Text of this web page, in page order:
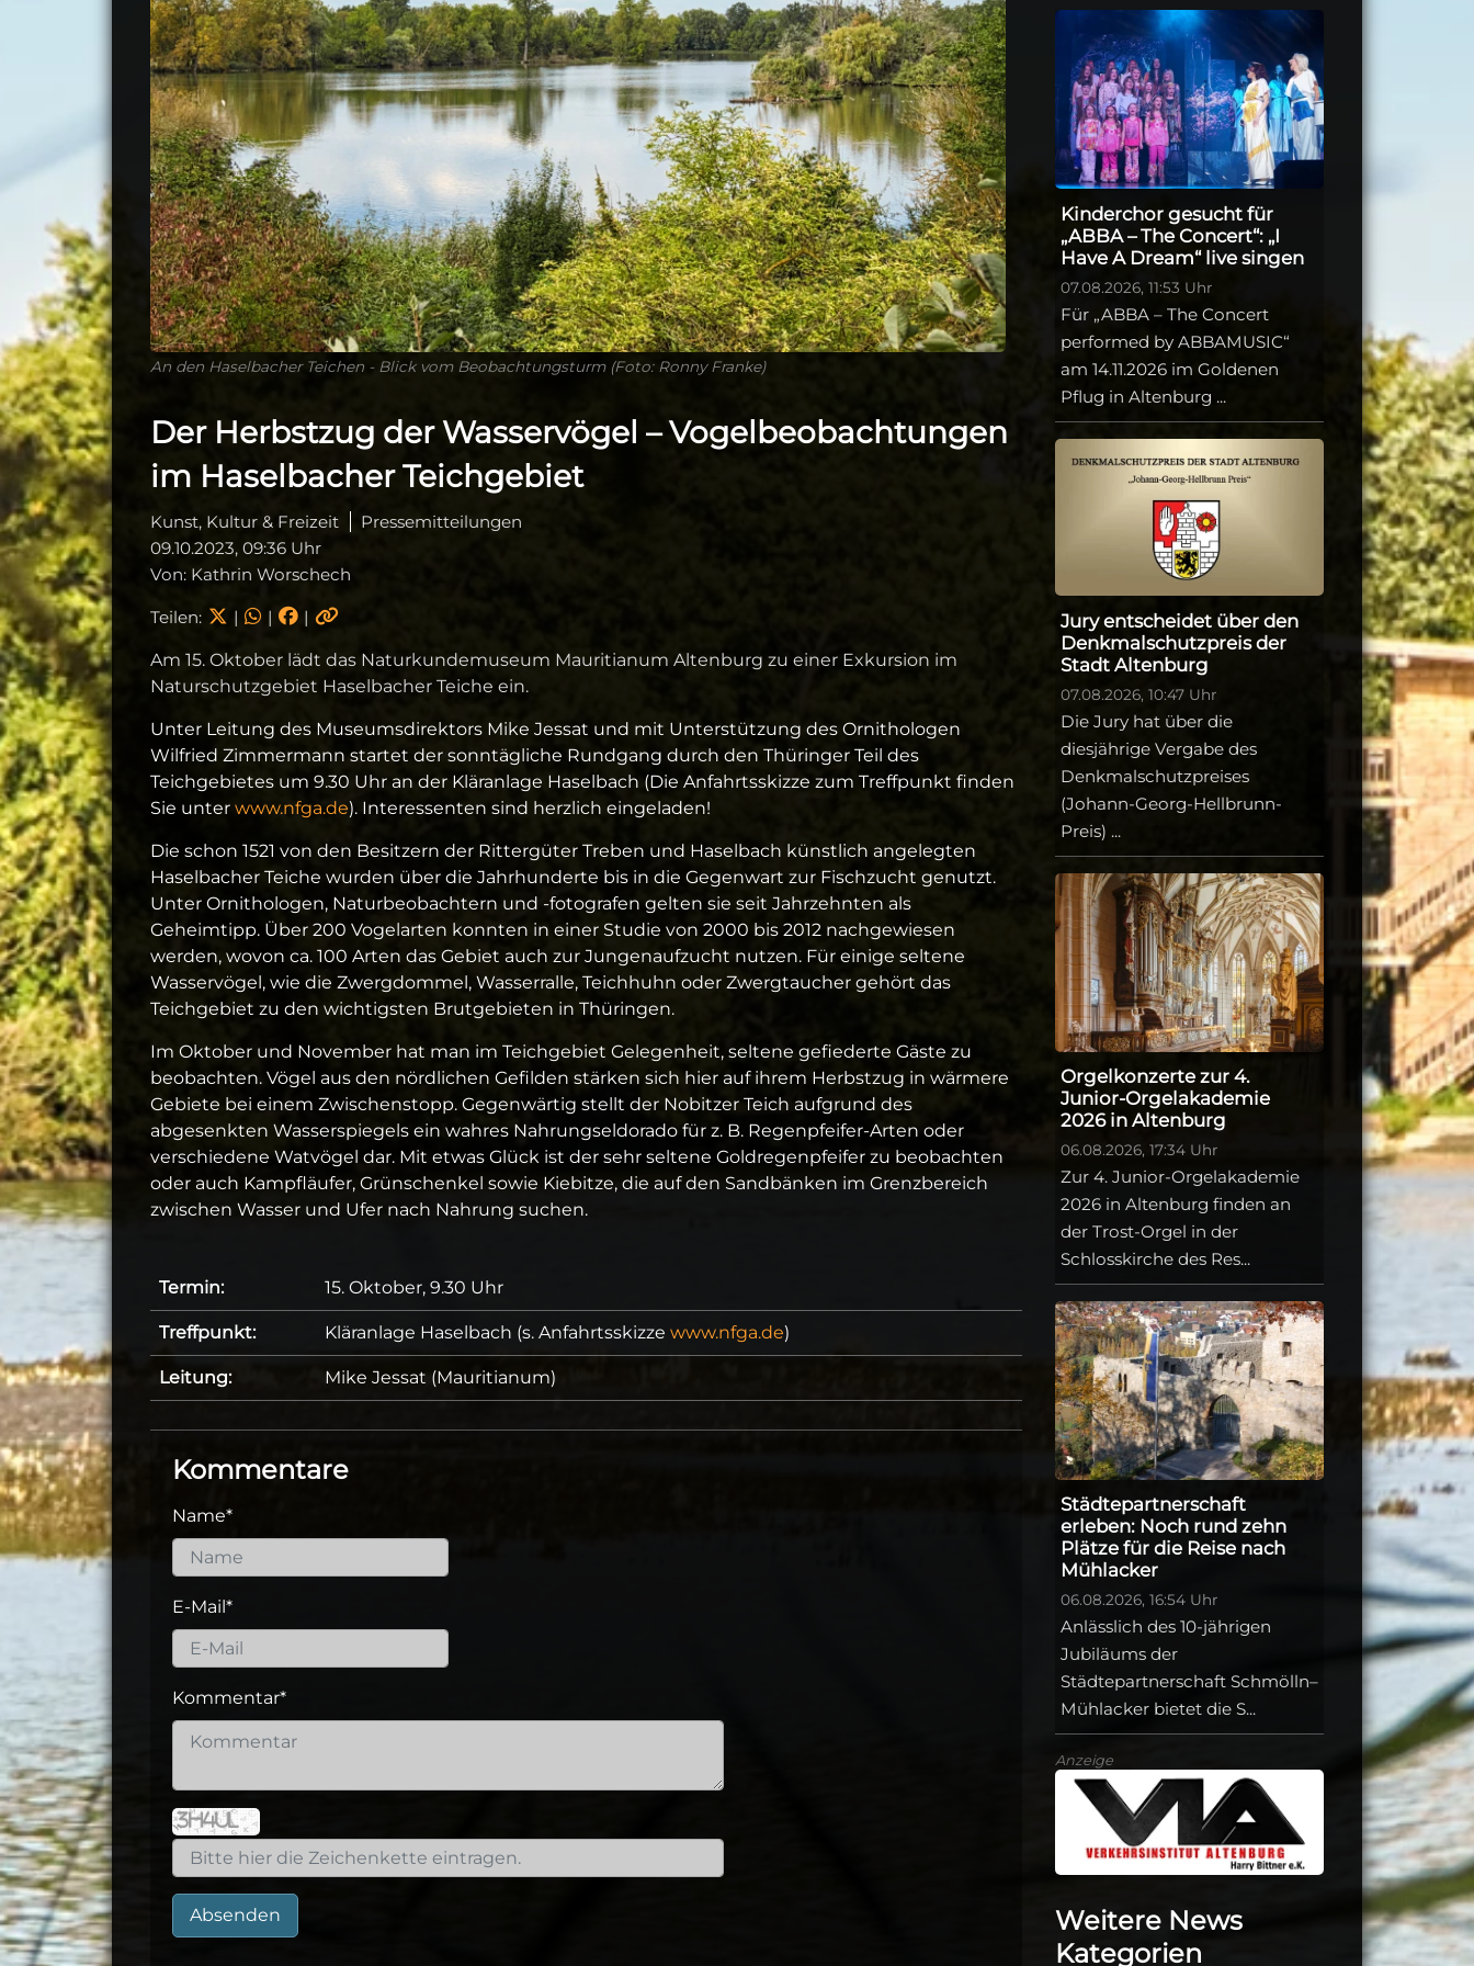
An den Haselbacher Teichen - Blick vom Beobachtungsturm (Foto: Ronny Franke)
Der Herbstzug der Wasservögel – Vogelbeobachtungen
im Haselbacher Teichgebiet
Kunst, Kultur & Freizeit
Pressemitteilungen
09.10.2023, 09:36 Uhr
Von: Kathrin Worschech
Teilen: | | |
Am 15. Oktober lädt das Naturkundemuseum Mauritianum Altenburg zu einer Exkursion im
Naturschutzgebiet Haselbacher Teiche ein.
Unter Leitung des Museumsdirektors Mike Jessat und mit Unterstützung des Ornithologen
Wilfried Zimmermann startet der sonntägliche Rundgang durch den Thüringer Teil des
Teichgebietes um 9.30 Uhr an der Kläranlage Haselbach (Die Anfahrtsskizze zum Treffpunkt finden
Sie unter www.nfga.de). Interessenten sind herzlich eingeladen!
Die schon 1521 von den Besitzern der Rittergüter Treben und Haselbach künstlich angelegten
Haselbacher Teiche wurden über die Jahrhunderte bis in die Gegenwart zur Fischzucht genutzt.
Unter Ornithologen, Naturbeobachtern und -fotografen gelten sie seit Jahrzehnten als
Geheimtipp. Über 200 Vogelarten konnten in einer Studie von 2000 bis 2012 nachgewiesen
werden, wovon ca. 100 Arten das Gebiet auch zur Jungenaufzucht nutzen. Für einige seltene
Wasservögel, wie die Zwergdommel, Wasserralle, Teichhuhn oder Zwergtaucher gehört das
Teichgebiet zu den wichtigsten Brutgebieten in Thüringen.
Im Oktober und November hat man im Teichgebiet Gelegenheit, seltene gefiederte Gäste zu
beobachten. Vögel aus den nördlichen Gefilden stärken sich hier auf ihrem Herbstzug in wärmere
Gebiete bei einem Zwischenstopp. Gegenwärtig stellt der Nobitzer Teich aufgrund des
abgesenkten Wasserspiegels ein wahres Nahrungseldorado für z. B. Regenpfeifer-Arten oder
verschiedene Watvögel dar. Mit etwas Glück ist der sehr seltene Goldregenpfeifer zu beobachten
oder auch Kampfläufer, Grünschenkel sowie Kiebitze, die auf den Sandbänken im Grenzbereich
zwischen Wasser und Ufer nach Nahrung suchen.
Termin: 15. Oktober, 9.30 Uhr
Treffpunkt: Kläranlage Haselbach (s. Anfahrtsskizze www.nfga.de)
Leitung: Mike Jessat (Mauritianum)
Kommentare
Name*
E-Mail *
Kommentar*
Absenden
Kinderchor gesucht für
„ABBA – The Concert“: „I
Have A Dream“ live singen
07.08.2026, 11:53 Uhr
Für „ABBA – The Concert
performed by ABBAMUSIC“
am 14.11.2026 im Goldenen
Pflug in Altenburg ...
Jury entscheidet über den
Denkmalschutzpreis der
Stadt Altenburg
07.08.2026, 10:47 Uhr
Die Jury hat über die
diesjährige Vergabe des
Denkmalschutzpreises
(Johann-Georg-Hellbrunn-
Preis) ...
Orgelkonzerte zur 4.
Junior-Orgelakademie
2026 in Altenburg
06.08.2026, 17:34 Uhr
Zur 4. Junior-Orgelakademie
2026 in Altenburg finden an
der Trost-Orgel in der
Schlosskirche des Res...
Städtepartnerschaft
erleben: Noch rund zehn
Plätze für die Reise nach
Mühlacker
06.08.2026, 16:54 Uhr
Anlässlich des 10-jährigen
Jubiläums der
Städtepartnerschaft Schmölln–
Mühlacker bietet die S...
Anzeige
Weitere News
Kategorien